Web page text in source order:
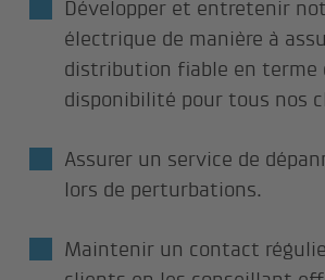
Développer et entretenir
électrique de manière à
distribution fiable en terme
disponibilité pour tous nos
Assurer un service de
lors de perturbations.
Maintenir un contact